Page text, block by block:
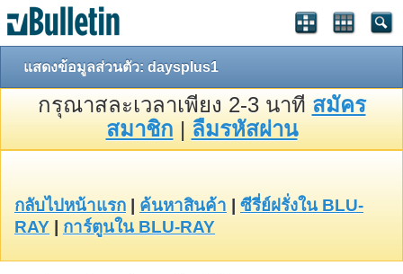
แสดงข้อมูลส่วนตัว: daysplus1
กรุณาสละเวลาเพียง 2-3 นาที สมัคร
สมาชิก | ลืมรหัสผ่าน
กลับไปหน้าแรก ค้นหาสินค้า
ซีรี่ย์ฝรั่งใน BLU-
RAY
การ์ตูนใน BLU-RAY